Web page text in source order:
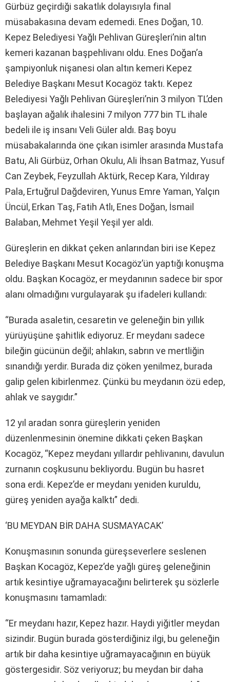
Gürbüz geçirdiği sakatlık dolayısıyla final
müsabakasına devam edemedi. Enes Doğan, 10.
Kepez Belediyesi Yağlı Pehlivan Güreşleri’nin altın
kemeri kazanan başpehlivanı oldu. Enes Doğan’a
şampiyonluk nişanesi olan altın kemeri Kepez
Belediye Başkanı Mesut Kocagöz taktı. Kepez
Belediyesi Yağlı Pehlivan Güreşleri’nin 3 milyon TL’den
başlayan ağalık ihalesini 7 milyon 777 bin TL ihale
bedeli ile iş insanı Veli Güler aldı. Baş boyu
müsabakalarında öne çıkan isimler arasında Mustafa
Batu, Ali Gürbüz, Orhan Okulu, Ali İhsan Batmaz, Yusuf
Can Zeybek, Feyzullah Aktürk, Recep Kara, Yıldıray
Pala, Ertuğrul Dağdeviren, Yunus Emre Yaman, Yalçın
Üncül, Erkan Taş, Fatih Atlı, Enes Doğan, İsmail
Balaban, Mehmet Yeşil Yeşil yer aldı.
Güreşlerin en dikkat çeken anlarından biri ise Kepez
Belediye Başkanı Mesut Kocagöz’ün yaptığı konuşma
oldu. Başkan Kocagöz, er meydanının sadece bir spor
alanı olmadığını vurgulayarak şu ifadeleri kullandı:
“Burada asaletin, cesaretin ve geleneğin bin yıllık
yürüyüşüne şahitlik ediyoruz. Er meydanı sadece
bileğin gücünün değil; ahlakın, sabrın ve mertliğin
sınandığı yerdir. Burada diz çöken yenilmez, burada
galip gelen kibirlenmez. Çünkü bu meydanın özü edep,
ahlak ve saygıdır.”
12 yıl aradan sonra güreşlerin yeniden
düzenlenmesinin önemine dikkati çeken Başkan
Kocagöz, “Kepez meydanı yıllardır pehlivanını, davulun
zurnanın coşkusunu bekliyordu. Bugün bu hasret
sona erdi. Kepez’de er meydanı yeniden kuruldu,
güreş yeniden ayağa kalktı” dedi.
‘BU MEYDAN BİR DAHA SUSMAYACAK’
Konuşmasının sonunda güreşseverlere seslenen
Başkan Kocagöz, Kepez’de yağlı güreş geleneğinin
artık kesintiye uğramayacağını belirterek şu sözlerle
konuşmasını tamamladı:
“Er meydanı hazır, Kepez hazır. Haydi yiğitler meydan
sizindir. Bugün burada gösterdiğiniz ilgi, bu geleneğin
artık bir daha kesintiye uğramayacağının en büyük
göstergesidir. Söz veriyoruz; bu meydan bir daha